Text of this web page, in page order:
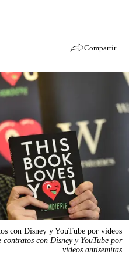
Compartir
con Disney y YouTube por videos
contratos con Disney y YouTube por
videos antisemitas